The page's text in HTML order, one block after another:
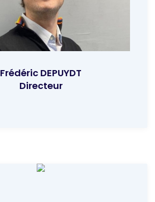
Frédéric DEPUYDT
Directeur